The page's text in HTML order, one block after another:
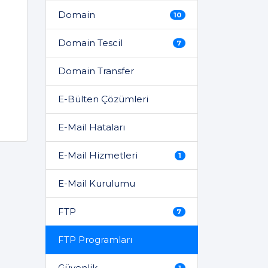
Domain 10
Domain Tescil 7
Domain Transfer
E-Bülten Çözümleri
E-Mail Hataları
E-Mail Hizmetleri 1
E-Mail Kurulumu
FTP 7
FTP Programları